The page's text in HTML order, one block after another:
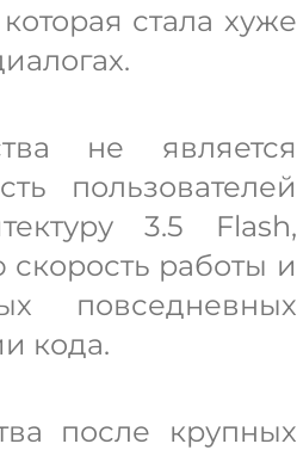
стала хуже
не является
пользователей
3.5 Flash,
работы и
повседневных
кода.
после крупных